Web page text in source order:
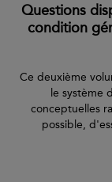
Questions
condition
Ce deuxième
le système
conceptuelles
possible,